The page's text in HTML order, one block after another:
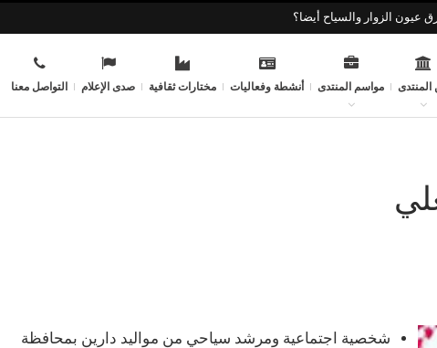
عيون الزوار والسياح أيضا؟
مواسم المنتدى أنشطة وفعاليات مختارات ثقافية صدى الإعلام التواصل معنا
شخصية اجتماعية ومرشد سياحي من مواليد دارين بمحافظة